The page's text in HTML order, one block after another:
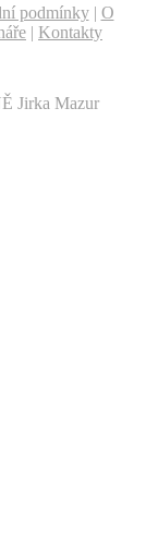
podmínky| O
| Kontakty
Jirka Mazur